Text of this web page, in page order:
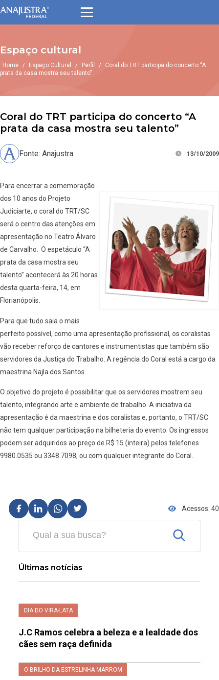
Espaço cultural
Home / Espaço Cultural / Perfil /
Coral do TRT participa do concerto “A
prata da casa mostra seu talento”
Coral do TRT participa do concerto “A
prata da casa mostra seu talento”
Fonte: Anajustra 13/10/2009
Para encerrar a comemoração
dos 10 anos do Projeto
Judiciarte, o coral do TRT/SC
será o centro das atenções em
apresentação no Teatro Álvaro
de Carvalho. O espetáculo “A
prata da casa mostra seu
talento” acontecerá às 20 horas
desta quarta-feira, 14, em
Florianópolis.
Para que tudo saia o mais
perfeito possível, como uma apresentação profissional, os coralistas
vão receber reforço de cantores e instrumentistas que também são
servidores da Justiça do Trabalho. A regência do Coral está a cargo da
maestrina Najla dos Santos.
O objetivo do projeto é possibilitar que os servidores mostrem seu
talento, integrando arte e ambiente de trabalho. A iniciativa da
apresentação é da maestrina e dos coralistas e, portanto, o TRT/SC
não tem qualquer participação na bilheteria do evento. Os ingressos
podem ser adquiridos ao preço de R$ 15 (inteira) pelos telefones
9980.0535 ou 3348.7098, ou com qualquer integrante do Coral.
Acessos: 40
Últimas notícias
DIA DO VIRA-LATA
J.C Ramos celebra a beleza e a lealdade dos
cães sem raça definida
O BRILHO DA ESTRELINHA MARROM